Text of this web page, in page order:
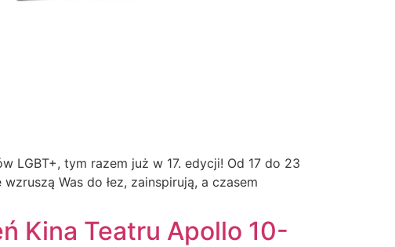
LGBT+, tym razem już w 17. edycji! Od 17 do 23
Was do łez, zainspirują, a czasem
Kina Teatru Apollo 10-